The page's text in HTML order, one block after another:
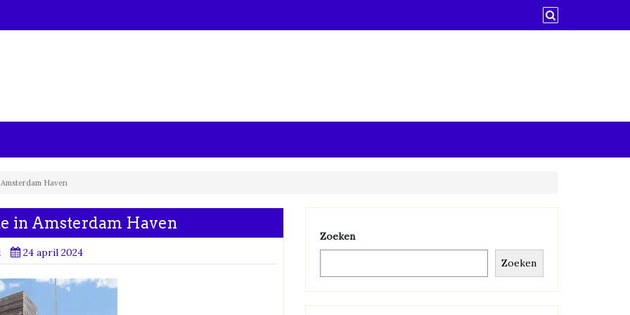
Haven
in Amsterdam Haven
24 april 2024
Zoeken
Zoeken